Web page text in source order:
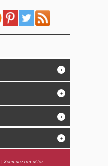
+
+
+
+
Хостинг от uCoz